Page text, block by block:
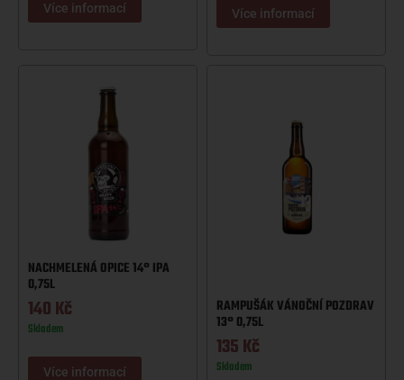
Více informací Více informací
NACHMELENÁ OPICE 14° IPA
0,75L
140Kč
Skladem
Více informací
RAMPUŠÁK VÁNOČNÍ POZDRAV
13° 0,75L
135Kč
Skladem